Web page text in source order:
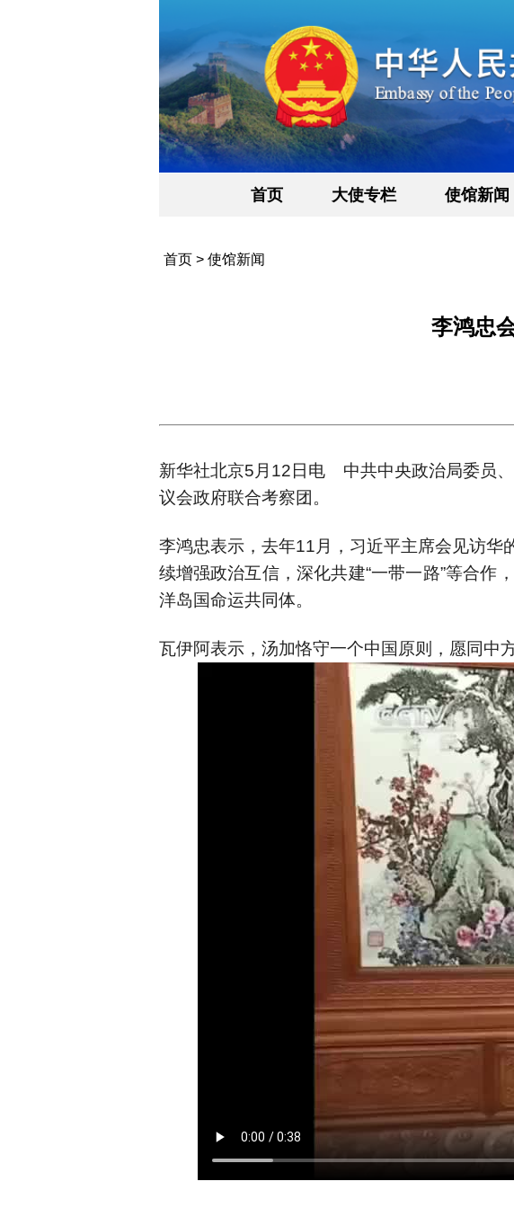
首页 大使专栏 使馆新闻
首页> 使馆新闻
李鸿忠
新华社北京5月12日电 中共中央政治局委员
议会政府联合考察团。
李鸿忠表示，去年11月，习近平主席会见访
续增强政治互信，深化共建“一带一路”等合
洋岛国命运共同体。
瓦伊阿表示，汤加恪守一个中国原则，愿同中